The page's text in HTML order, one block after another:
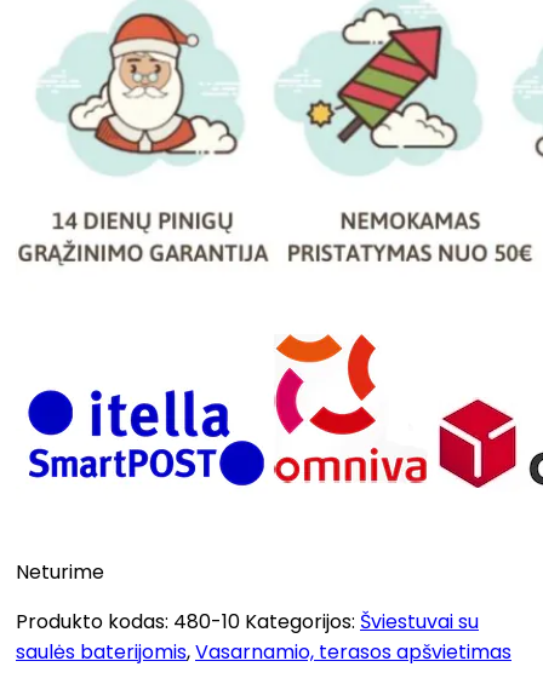
Neturime
Produkto kodas: 480-10 Kategorijos: Šviestuvai su
saulės baterijomis,Vasarnamio, terasos apšvietimas